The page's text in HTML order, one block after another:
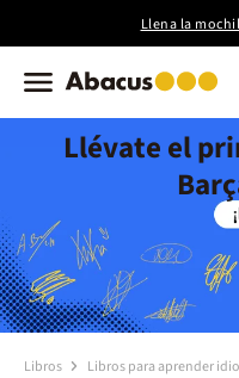
Llena la
Llévate el
Libros Libros para aprender